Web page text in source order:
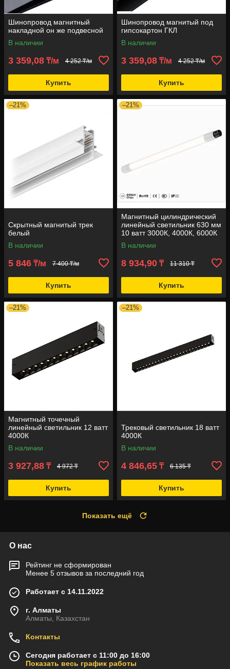
Шинопровод магнитный
накладной он же подвесной
В наличии
3 359,08 ₸/м 4 252 ₸/м
Купить
Шинопровод магнитый под
гипсокартон ГКЛ
В наличии
3 359,08 ₸/м 4 252 ₸/м
Купить
–21%
Скрытный магнитый трек
белый
В наличии
5 846 ₸/м 7 400 ₸/м
Купить
–21%
Магнитный цилиндрический
линейный светильник 630 мм
10 ватт 3000К, 4000К, 6000К
В наличии
8 934,90 ₸ 11 310 ₸
Купить
–21%
Магнитный точечный
линейный светильник 12 ватт
4000К
В наличии
3 927,88 ₸ 4 972 ₸
Купить
–21%
Трековый светильник 18 ватт
4000К
В наличии
4 846,65 ₸ 6 135 ₸
Купить
Показать ещё
О нас
Рейтинг не сформирован
Менее 5 отзывов за последний год
Работает с 14.11.2022
г. Алматы
Алматы, Казахстан
Контакты
Сегодня работает с 11:00 до 16:00
Показать весь график работы